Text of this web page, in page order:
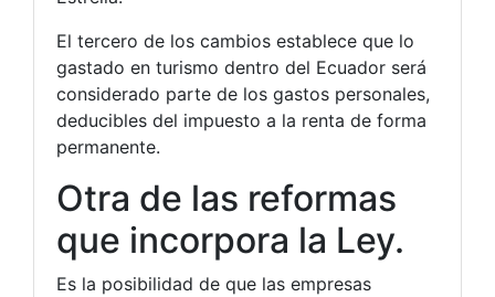
El tercero de los cambios establece que lo
gastado en turismo dentro del Ecuador será
considerado parte de los gastos personales,
deducibles del impuesto a la renta de forma
permanente.
Otra de las reformas
que incorpora la Ley.
Es la posibilidad de que las empresas